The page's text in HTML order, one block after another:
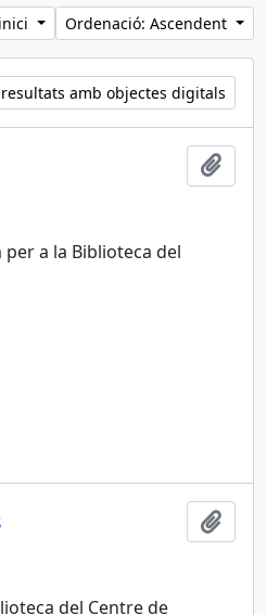
Ordenació: Ascendent
amb objectes digitals
a la Biblioteca del
del Centre de